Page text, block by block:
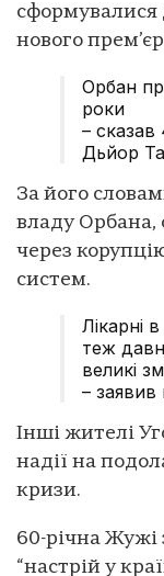
сформувалися
нового
Орбан
роки
– сказав
Дьйор
За його
владу Орбана,
через
систем.
Лікарні
теж
великі
– заявив
Інші жителі
надії на
кризи.
60-річна Жужі
“настрій у